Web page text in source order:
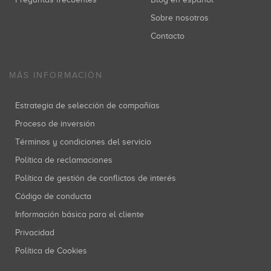
Sobre nosotros
Contacto
MÁS INFORMACIÓN
Estrategia de selección de compañías
Proceso de inversión
Términos y condiciones del servicio
Política de reclamaciones
Política de gestión de conflictos de interés
Código de conducta
Información básica para el cliente
Privacidad
Política de Cookies